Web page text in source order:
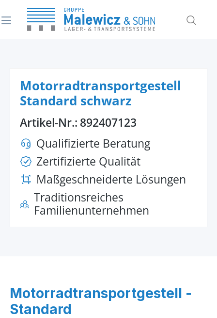
springen
Motorradtransportgestell
Standard schwarz
Artikel-Nr.: 892407123
Qualifizierte Beratung
Zertifizierte Qualität
Maßgeschneiderte Lösungen
Traditionsreiches
Familienunternehmen
Motorradtransportgestell -
Standard